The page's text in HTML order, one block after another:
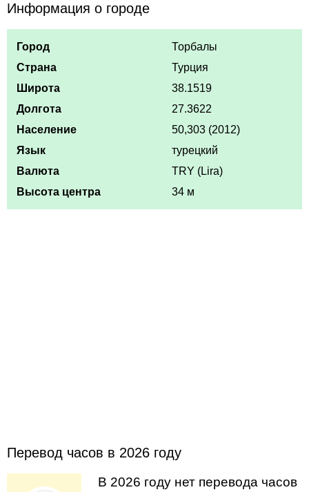
Информация о городе
Город
Торбалы
Страна
Турция
Широта
38.1519
Долгота
27.3622
Население
50,303 (2012)
Язык
турецкий
Валюта
TRY (Lira)
Высота центра
34 м
Перевод часов в 2026 году
В 2026 году нет перевода часов